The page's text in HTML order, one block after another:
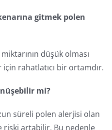
gitmek polen
düşük olması
rahatlatıcı bir ortamdır.
mi?
süreli polen alerjisi olan
riski artabilir. Bu nedenle